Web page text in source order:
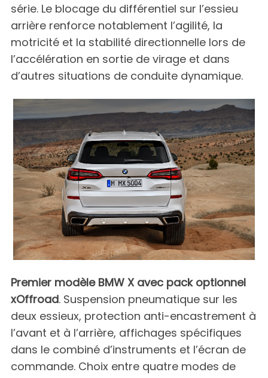
série. Le blocage du différentiel sur l’essieu
arrière renforce notablement l’agilité, la
motricité et la stabilité directionnelle lors de
l’accélération en sortie de virage et dans
d’autres situations de conduite dynamique.
Premier modèle BMW X avec pack optionnel
xOffroad. Suspension pneumatique sur les
deux essieux, protection anti-encastrement à
l’avant et à l’arrière, affichages spécifiques
dans le combiné d’instruments et l’écran de
commande. Choix entre quatre modes de